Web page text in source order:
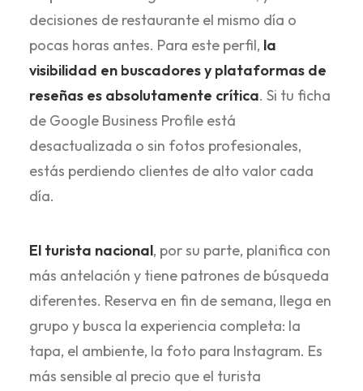
decisiones de restaurante el mismo día o
pocas horas antes. Para este perfil, la
visibilidad en buscadores y plataformas de
reseñas es absolutamente crítica. Si tu ficha
de Google Business Profile está
desactualizada o sin fotos profesionales,
estás perdiendo clientes de alto valor cada
día.
El turista nacional, por su parte, planifica con
más antelación y tiene patrones de búsqueda
diferentes. Reserva en fin de semana, llega en
grupo y busca la experiencia completa: la
tapa, el ambiente, la foto para Instagram. Es
más sensible al precio que el turista